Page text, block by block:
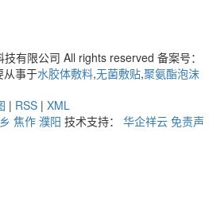
有限公司 All rights reserved 备案号：
从事于水胶体敷料,无菌敷贴,聚氨酯泡沫
| RSS | XML
焦作 濮阳 技术支持： 华企祥云 免责声